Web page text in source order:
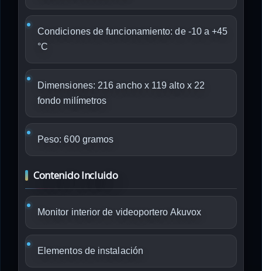
Condiciones de funcionamiento: de -10 a +45
°C
Dimensiones: 216 ancho x 119 alto x 22
fondo milímetros
Peso: 600 gramos
Contenido Incluido
Monitor interior de videoportero Akuvox
Elementos de instalación